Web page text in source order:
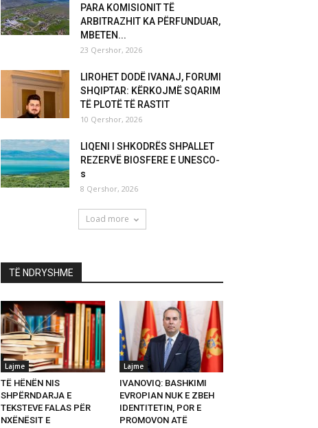
PARA KOMISIONIT TË
ARBITRAZHIT KA PËRFUNDUAR,
MBETEN...
23 Qershor, 2026
LIROHET DODË IVANAJ, FORUMI
SHQIPTAR: KËRKOJMË SQARIM
TË PLOTË TË RASTIT
10 Qershor, 2026
LIQENI I SHKODRËS SHPALLET
REZERVË BIOSFERE E UNESCO-
s
8 Qershor, 2026
Load more
TË NDRYSHME
Lajme
TË HËNËN NIS
SHPËRNDARJA E
TEKSTEVE FALAS PËR
NXËNËSIT E
Lajme
IVANOVIQ: BASHKIMI
EVROPIAN NUK E ZBEH
IDENTITETIN, POR E
PROMOVON ATË